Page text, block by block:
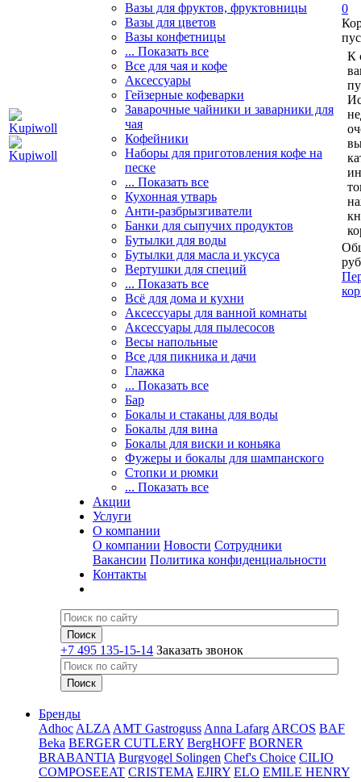
Вазы для фруктов, фруктовницы
Вазы для цветов
Вазы конфетницы
... Показать все
Все для чая и кофе
Аксессуары
Гейзерные кофеварки
Заварочные чайники и заварники для
чая
Кофейники
Наборы для приготовления кофе на
песке
... Показать все
Кухонная утварь
Анти-разбрызгиватели
Банки для сыпучих продуктов
Бутылки для воды
Бутылки для масла и уксуса
Вертушки для специй
... Показать все
Всё для дома и кухни
Аксессуары для ванной комнаты
Аксессуары для пылесосов
Весы напольные
Все для пикника и дачи
Глажка
... Показать все
Бар
Бокалы и стаканы для воды
Бокалы для вина
Бокалы для виски и коньяка
Фужеры и бокалы для шампанского
Стопки и рюмки
... Показать все
Акции
Услуги
О компании
О компании Новости Сотрудники
Вакансии Политика конфиденциальности
Контакты
+7 495 135-15-14 Заказать звонок
0
К
Бренды
Adhoc ALZA AMT Gastroguss Anna Lafarg ARCOS BAF
Beka BERGER CUTLERY BergHOFF BORNER
BRABANTIA Burgvogel Solingen Chef's Choice CILIO
COMPOSEEAT CRISTEMA EJIRY ELO EMILE HENRY